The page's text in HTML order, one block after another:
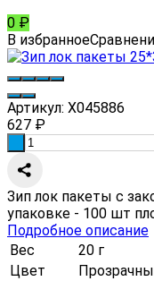
0 ₽
В избранное
Артикул: Х045886
627 ₽
Зип лок пакеты с
упаковке - 100 шт
Подробное описание
Вес
20 г
Цвет